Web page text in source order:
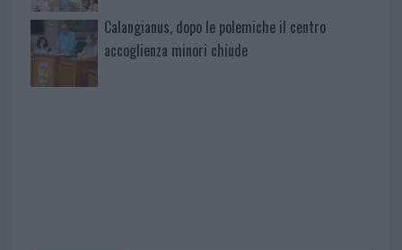
Calangianus, dopo le polemiche il centro
accoglienza minori chiude